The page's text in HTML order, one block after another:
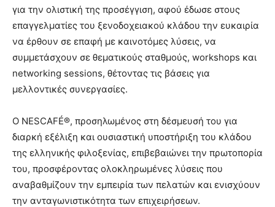
για την ολιστική της προσέγγιση, αφού έδωσε στους
επαγγελματίες του ξενοδοχειακού κλάδου την ευκαιρία
να έρθουν σε επαφή με καινοτόμες λύσεις, να
συμμετάσχουν σε θεματικούς σταθμούς, workshops και
networking sessions, θέτοντας τις βάσεις για
μελλοντικές συνεργασίες.
Ο NESCAFÉ®, προσηλωμένος στη δέσμευσή του για
διαρκή εξέλιξη και ουσιαστική υποστήριξη του κλάδου
της ελληνικής φιλοξενίας, επιβεβαιώνει την πρωτοπορία
του, προσφέροντας ολοκληρωμένες λύσεις που
αναβαθμίζουν την εμπειρία των πελατών και ενισχύουν
την ανταγωνιστικότητα των επιχειρήσεων.